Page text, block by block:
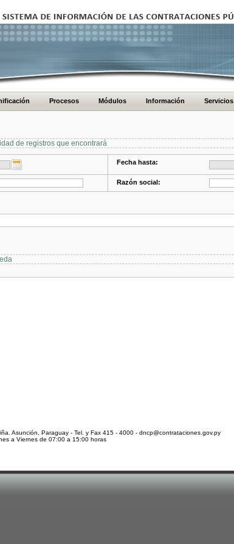
Procesos Módulos Información Servicios
de registros que encontrará
Fecha hasta:
Razón social:
Asunción, Paraguay - Tel. y Fax 415 - 4000 - dncp@contrataciones.gov.py
a Viernes de 07:00 a 15:00 horas